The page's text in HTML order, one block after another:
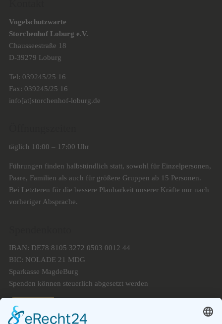
Vogelschutzwarte
Storchenhof Loburg e.V.
Chausseestraße 18
D-39279 Loburg
Tel: 039245/25 16
Fax: 039245/25 16
info[at]storchenhof-loburg.de
täglich 10:00 – 17:00 Uhr
Führungen finden halbstündlich statt, sowohl für Einzelpersonen,
Paare, Familien als auch für größere Gruppen ab 15 Personen.
Bei Letzteren für die bessere Planbarkeit unserer Kräfte nur nach
vorheriger Absprache.
IBAN: DE78 8105 3272 0503 0012 44
BIC: NOLADE 21 MDG
Sparkasse MagdeBurg
Spenden können steuerlich abgesetzt werden